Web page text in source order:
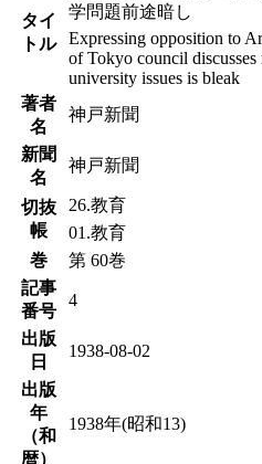
タイ
トル
学問題前途暗し
Expressing opposition to
of Tokyo council
university issues is bleak
著者
名
神戸新聞
新聞
名
神戸新聞
切抜
帳
26.教育
01.教育
巻
第 60巻
記事
番号
4
出版
日
1938-08-02
出版
年
（和
暦）
1938年(昭和13)